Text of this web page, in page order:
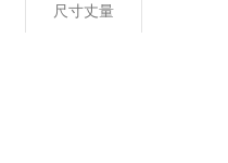
尺寸丈量